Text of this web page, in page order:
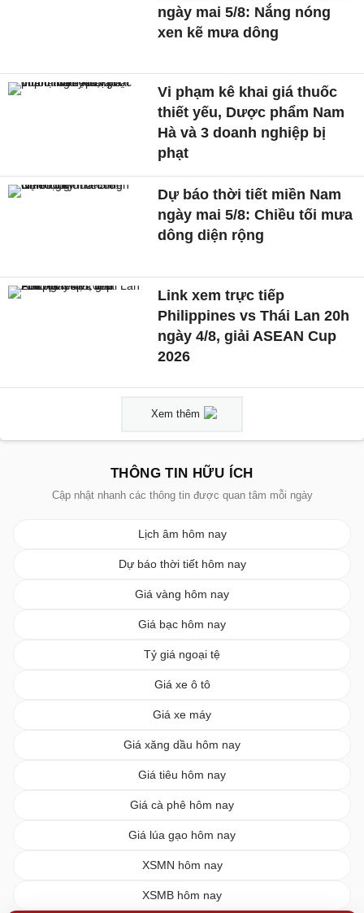
ngày mai 5/8: Nắng nóng
xen kẽ mưa dông
Vi phạm kê khai giá thuốc
thiết yếu, Dược phẩm Nam
Hà và 3 doanh nghiệp bị
phạt
Dự báo thời tiết miền Nam
ngày mai 5/8: Chiều tối mưa
dông diện rộng
Link xem trực tiếp
Philippines vs Thái Lan 20h
ngày 4/8, giải ASEAN Cup
2026
Xem thêm
THÔNG TIN HỮU ÍCH
Cập nhật nhanh các thông tin được quan tâm mỗi ngày
Lịch âm hôm nay
Dự báo thời tiết hôm nay
Giá vàng hôm nay
Giá bạc hôm nay
Tỷ giá ngoại tệ
Giá xe ô tô
Giá xe máy
Giá xăng dầu hôm nay
Giá tiêu hôm nay
Giá cà phê hôm nay
Giá lúa gạo hôm nay
XSMN hôm nay
XSMB hôm nay